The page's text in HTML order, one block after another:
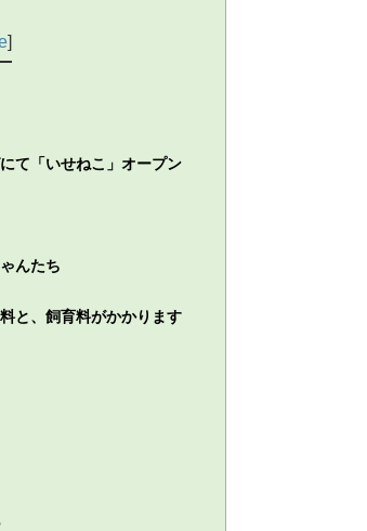
]
て「いせねこ」オープン
んたち
と、飼育料がかかります